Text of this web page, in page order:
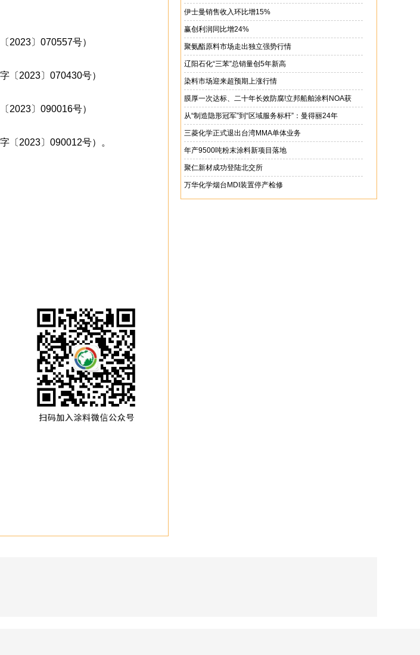
2023〕070557号）
〔2023〕070430号）
2023〕090016号）
〔2023〕090012号）。
伊士曼销售收入环比增15%
赢创利润同比增24%
聚氨酯原料市场走出独立强势行情
辽阳石化“三苯”总销量创5年新高
染料市场迎来超预期上涨行情
膜厚一次达标、二十年长效防腐!立邦船舶涂料NOA获
从“制造隐形冠军”到“区域服务标杆”：曼得丽24年
三菱化学正式退出台湾MMA单体业务
年产9500吨粉末涂料新项目落地
聚仁新材成功登陆北交所
万华化学烟台MDI装置停产检修